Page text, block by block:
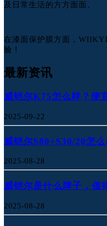
及日常生活的方方面面。
在漆面保护膜方面，
验！
最新资讯
威铠尔K75怎么样？便
2025-09-22
威铠尔S80+S30/20怎
2025-08-28
威铠尔是什么牌子，值
2025-08-28